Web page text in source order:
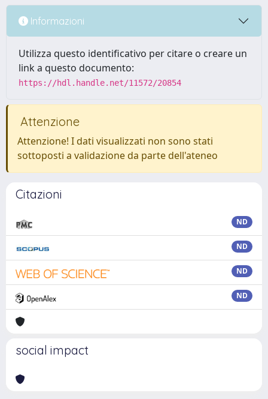
Informazioni
Utilizza questo identificativo per citare o creare un
link a questo documento:
https://hdl.handle.net/11572/20854
Attenzione
Attenzione! I dati visualizzati non sono stati
sottoposti a validazione da parte dell'ateneo
Citazioni
ND
ND
ND
ND
social impact